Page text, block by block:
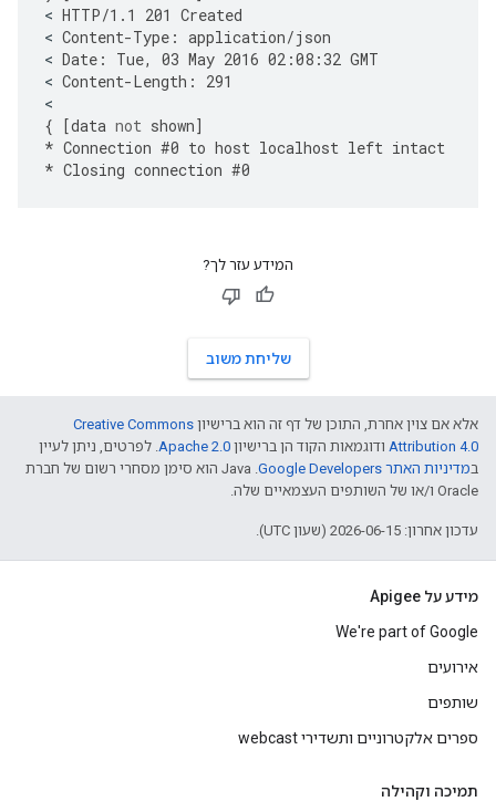
< HTTP/1.1 201 Created
< Content-Type : application/json
< Date : Tue, 03 May 2016 02 :08 : 32 GMT
< Content-Length :
291
{ [data not shown]
* Connection #0 to host localhost left intact
* Closing connection #0
המידע עזר לך?
שליחת משוב
אלא אם צוין אחרת, התוכן של דף זה הוא ברישיון Creative Commons
Attribution 4.0 ודוגמאות הקוד הן ברישיון Apache 2.0. לפרטים, ניתן לעיין
במדיניות האתר Google Developers‏
.‏ Java הוא סימן מסחרי רשום של חברת
Oracle ו/או של השותפים העצמאיים שלה.
עדכון אחרון: 2026-06-15 (שעון UTC).
מידע על Apigee
We're part of Google
אירועים
שותפים
ספרים אלקטרוניים ותשדירי webcast
תמיכה וקהילה